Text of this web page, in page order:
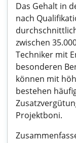
Das Gehalt in
nach
zwischen
Techniker mit
besonderen
können mit
bestehen
Projektboni.